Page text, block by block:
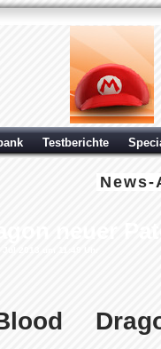
Testberichte